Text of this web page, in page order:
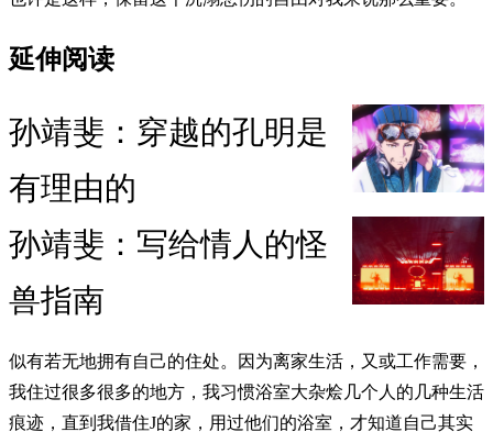
延伸阅读
孙靖斐：穿越的孔明是
有理由的
孙靖斐：写给情人的怪
兽指南
似有若无地拥有自己的住处。因为离家生活，又或工作需要，
我住过很多很多的地方，我习惯浴室大杂烩几个人的几种生活
痕迹，直到我借住J的家，用过他们的浴室，才知道自己其实